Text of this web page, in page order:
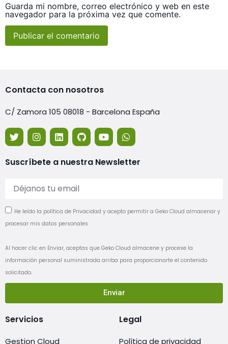
Guarda mi nombre, correo electrónico y web en este
navegador para la próxima vez que comente.
Contacta con nosotros
C/ Zamora 105 08018 - Barcelona España
Suscríbete a nuestra Newsletter
He leído la política de Privacidad y acepto permitir a Geko Cloud almacenar y
procesar mis datos personales
Al hacer clic en Enviar, aceptas que Geko Cloud almacene y procese la
información personal suministrada arriba para proporcionarte el contenido
solicitado.
Enviar
Servicios
Gestion Cloud
Legal
Política de privacidad